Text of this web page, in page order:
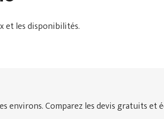
et les disponibilités.
Comparez les devis gratuits et